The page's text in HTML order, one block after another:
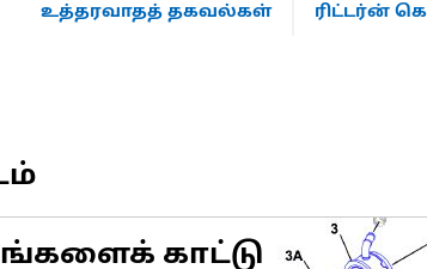
உத்தரவாதத் தகவல்கள் ரிட்டர்ன்
காட்டு